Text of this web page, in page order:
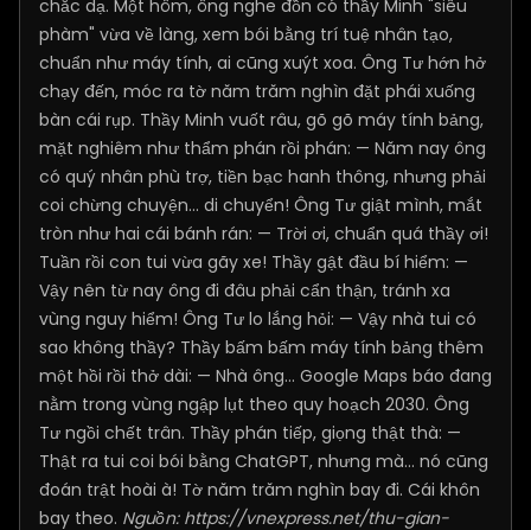
chắc dạ. Một hôm, ông nghe đồn có thầy Minh "siêu
phàm" vừa về làng, xem bói bằng trí tuệ nhân tạo,
chuẩn như máy tính, ai cũng xuýt xoa. Ông Tư hớn hở
chạy đến, móc ra tờ năm trăm nghìn đặt phái xuống
bàn cái rụp. Thầy Minh vuốt râu, gõ gõ máy tính bảng,
mặt nghiêm như thẩm phán rồi phán: — Năm nay ông
có quý nhân phù trợ, tiền bạc hanh thông, nhưng phải
coi chừng chuyện... di chuyển! Ông Tư giật mình, mắt
tròn như hai cái bánh rán: — Trời ơi, chuẩn quá thầy ơi!
Tuần rồi con tui vừa gãy xe! Thầy gật đầu bí hiểm: —
Vậy nên từ nay ông đi đâu phải cẩn thận, tránh xa
vùng nguy hiểm! Ông Tư lo lắng hỏi: — Vậy nhà tui có
sao không thầy? Thầy bấm bấm máy tính bảng thêm
một hồi rồi thở dài: — Nhà ông... Google Maps báo đang
nằm trong vùng ngập lụt theo quy hoạch 2030. Ông
Tư ngồi chết trân. Thầy phán tiếp, giọng thật thà: —
Thật ra tui coi bói bằng ChatGPT, nhưng mà... nó cũng
đoán trật hoài à! Tờ năm trăm nghìn bay đi. Cái khôn
bay theo. Nguồn: https://vnexpress.net/thu-gian-